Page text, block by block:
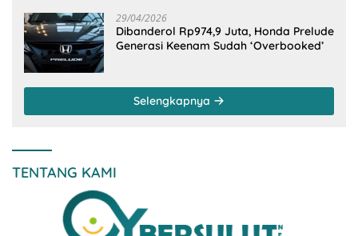
29/04/2026
Dibanderol Rp974,9 Juta, Honda Prelude
Generasi Keenam Sudah ‘Overbooked’
Selengkapnya
TENTANG KAMI